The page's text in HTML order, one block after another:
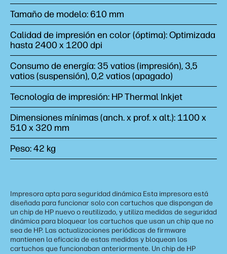
Tamaño de modelo: 610 mm
Calidad de impresión en color (óptima): Optimizada
hasta 2400 x 1200 dpi
Consumo de energía: 35 vatios (impresión), 3,5
vatios (suspensión), 0,2 vatios (apagado)
Tecnología de impresión: HP Thermal Inkjet
Dimensiones mínimas (anch. x prof. x alt.): 1100 x
510 x 320 mm
Peso: 42 kg
Impresora apta para seguridad dinámica Esta impresora está
diseñada para funcionar solo con cartuchos que dispongan de
un chip de HP nuevo o reutilizado, y utiliza medidas de seguridad
dinámica para bloquear los cartuchos que usan un chip que no
sea de HP. Las actualizaciones periódicas de firmware
mantienen la eficacia de estas medidas y bloquean los
cartuchos que funcionaban anteriormente. Un chip de HP